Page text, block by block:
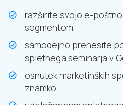
razširite svojo e-
segmentom
samodejno prenesite
spletnega seminarja v
osnutek marketinških
znamko